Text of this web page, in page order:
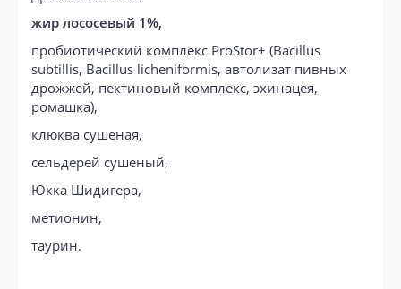
жир лососевый 1%,
пробиотический комплекс ProStor+ (Bacillus
subtillis, Bacillus licheniformis, автолизат пивных
дрожжей, пектиновый комплекс, эхинацея,
ромашка),
клюква сушеная,
сельдерей сушеный,
Юкка Шидигера,
метионин,
таурин.